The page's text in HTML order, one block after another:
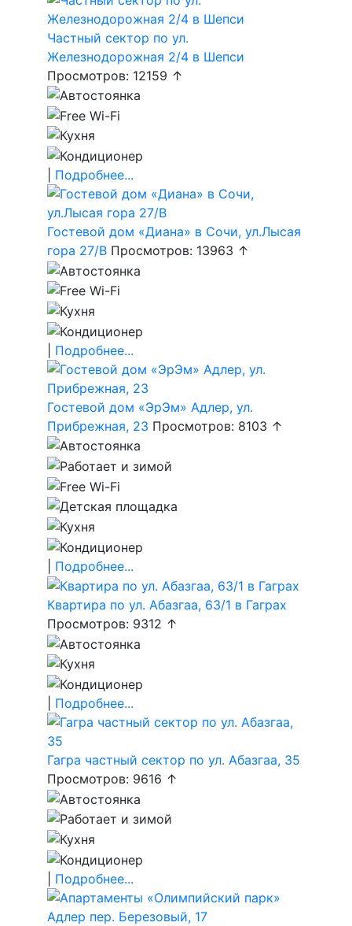
Частный сектор по ул.
Железнодорожная 2/4 в Шепси
Просмотров: 12159 ↑
Подробнее...
Гостевой дом «Диана» в Сочи, ул.Лысая
гора 27/В Просмотров: 13963 ↑
Подробнее...
Гостевой дом «ЭрЭм» Адлер, ул.
Прибрежная, 23 Просмотров: 8103 ↑
Подробнее...
Квартира по ул. Абазгаа, 63/1 в Гаграх
Просмотров: 9312 ↑
Подробнее...
Гагра частный сектор по ул. Абазгаа, 35
Просмотров: 9616 ↑
Подробнее...